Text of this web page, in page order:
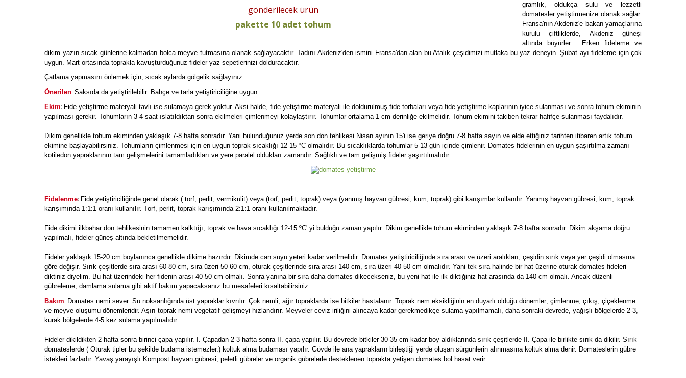
gönderilecek ürün
pakette 10 adet tohum
gramlık, oldukça sulu ve lezzetli
domatesler yetiştirmenize olanak sağlar.
Fransa'nın Akdeniz'e bakan yamaçlarına
kurulu çiftliklerde, Akdeniz güneşi
altında büyürler. Erken fideleme ve
dikim yazın sıcak günlerine kalmadan bolca meyve tutmasına olanak sağlayacaktır. Tadını Akdeniz'den ismini Fransa'dan alan bu Atalık çeşidimizi mutlaka bu yaz deneyin. Şubat ayı fideleme için çok
uygun. Mart ortasında toprakla kavuşturduğunuz fideler yaz sepetlerinizi dolduracaktır.
Çatlama yapmasını önlemek için, sıcak aylarda gölgelik sağlayınız.
Önerilen: Saksıda da yetiştirilebilir. Bahçe ve tarla yetiştiriciliğine uygun.
Ekim: Fide yetiştirme materyali tavlı ise sulamaya gerek yoktur. Aksi halde, fide yetiştirme materyali ile doldurulmuş fide torbaları veya fide yetiştirme kaplarının iyice sulanması ve sonra tohum ekiminin
yapılması gerekir. Tohumların 3-4 saat ıslatıldıktan sonra ekilmeleri çimlenmeyi kolaylaştırır. Tohumlar ortalama 1 cm derinliğe ekilmelidir. Tohum ekimini takiben tekrar hafifçe sulanması faydalıdır.
Dikim genellikle tohum ekiminden yaklaşık 7-8 hafta sonradır. Yani bulunduğunuz yerde son don tehlikesi Nisan ayının 15'i ise geriye doğru 7-8 hafta sayın ve elde ettiğiniz tarihten itibaren artık tohum
ekimine başlayabilirsiniz. Tohumların çimlenmesi için en uygun toprak sıcaklığı 12-15 ºC olmalıdır. Bu sıcaklıklarda tohumlar 5-13 gün içinde çimlenir. Domates fidelerinin en uygun şaşırtılma zamanı
kotiledon yapraklarının tam gelişmelerini tamamladıkları ve yere paralel oldukları zamandır. Sağlıklı ve tam gelişmiş fideler şaşırtılmalıdır.
Fidelenme: Fide yetiştiriciliğinde genel olarak ( torf, perlit, vermikulit) veya (torf, perlit, toprak) veya (yanmış hayvan gübresi, kum, toprak) gibi karışımlar kullanılır. Yanmış hayvan gübresi, kum, toprak
karışımında 1:1:1 oranı kullanılır. Torf, perlit, toprak karışımında 2:1:1 oranı kullanılmaktadır.
Fide dikimi ilkbahar don tehlikesinin tamamen kalktığı, toprak ve hava sıcaklığı 12-15 ºC' yi bulduğu zaman yapılır. Dikim genellikle tohum ekiminden yaklaşık 7-8 hafta sonradır. Dikim akşama doğru
yapılmalı, fideler güneş altında bekletilmemelidir.
Fideler yaklaşık 15-20 cm boylanınca genellikle dikime hazırdır. Dikimde can suyu yeteri kadar verilmelidir. Domates yetiştiriciliğinde sıra arası ve üzeri aralıkları, çeşidin sırık veya yer çeşidi olmasına
göre değişir. Sırık çeşitlerde sıra arası 60-80 cm, sıra üzeri 50-60 cm, oturak çeşitlerinde sıra arası 140 cm, sıra üzeri 40-50 cm olmalıdır. Yani tek sıra halinde bir hat üzerine oturak domates fideleri
diktiniz diyelim. Bu hat üzerindeki her fidenin arası 40-50 cm olmalı. Sonra yanına bir sıra daha domates dikecekseniz, bu yeni hat ile ilk diktiğiniz hat arasında da 140 cm olmalı. Ancak düzenli
gübreleme, damlama sulama gibi aktif bakım yapacaksanız bu mesafeleri kısaltabilirsiniz.
Bakım: Domates nemi sever. Su noksanlığında üst yapraklar kıvrılır. Çok nemli, ağır topraklarda ise bitkiler hastalanır. Toprak nem eksikliğinin en duyarlı olduğu dönemler; çimlenme, çıkış, çiçeklenme
ve meyve oluşumu dönemleridir. Aşırı toprak nemi vegetatif gelişmeyi hızlandırır. Meyveler ceviz iriliğini alıncaya kadar gerekmedikçe sulama yapılmamalı, daha sonraki devrede, yağışlı bölgelerde 2-3,
kurak bölgelerde 4-5 kez sulama yapılmalıdır.
Fideler dikildikten 2 hafta sonra birinci çapa yapılır. I. Çapadan 2-3 hafta sonra II. çapa yapılır. Bu devrede bitkiler 30-35 cm kadar boy aldıklarında sırık çeşitlerde II. Çapa ile birlikte sırık da dikilir. Sırık
domateslerde ( Oturak tipler bu şekilde budama istemezler.) koltuk alma budaması yapılır. Gövde ile ana yaprakların birleştiği yerde oluşan sürgünlerin alınmasına koltuk alma denir. Domateslerin gübre
istekleri fazladır. Yavaş yarayışlı Kompost hayvan gübresi, peletli gübreler ve organik gübrelerle desteklenen toprakta yetişen domates bol hasat verir.